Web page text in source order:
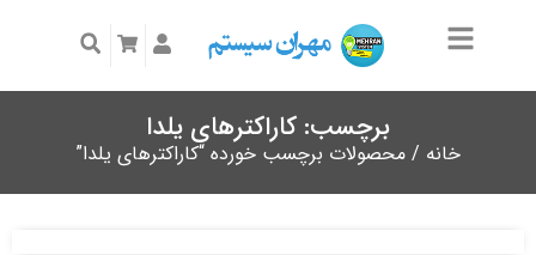
برچسب: کاراکترهای یلدا
خانه / محصولات برچسب خورده “کاراکترهای یلدا”